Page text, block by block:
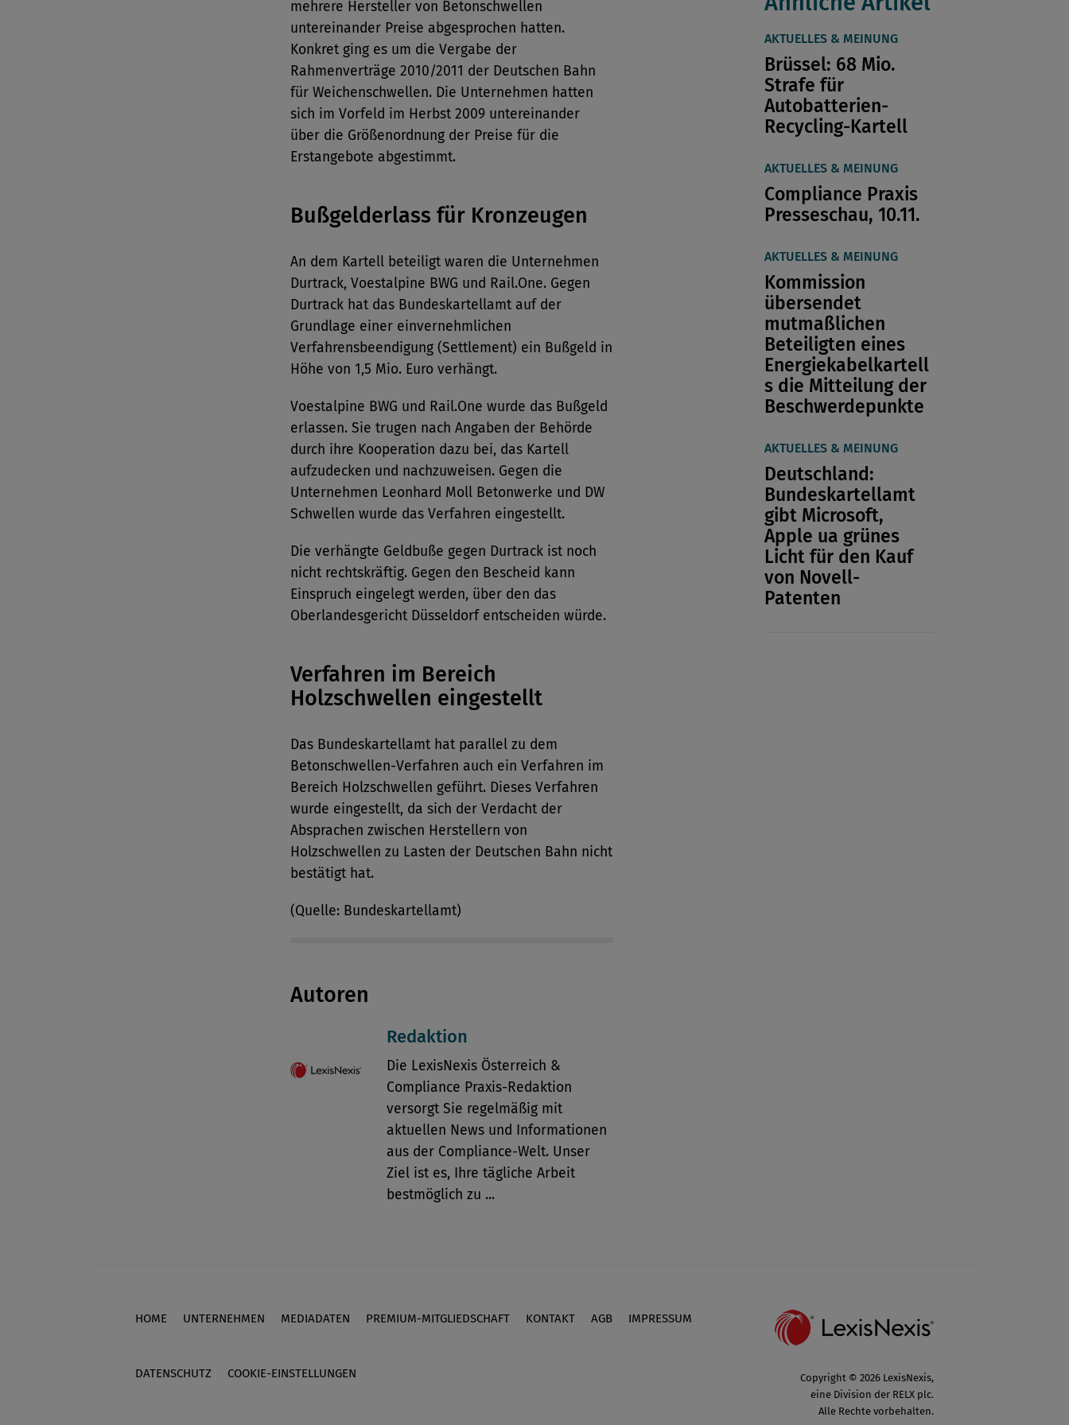
mehrere Hersteller von Betonschwellen
untereinander Preise abgesprochen hatten.
Konkret ging es um die Vergabe der
Rahmenverträge 2010/2011 der Deutschen Bahn
für Weichenschwellen. Die Unternehmen hatten
sich im Vorfeld im Herbst 2009 untereinander
über die Größenordnung der Preise für die
Erstangebote abgestimmt.
Bußgelderlass für Kronzeugen
An dem Kartell beteiligt waren die Unternehmen
Durtrack, Voestalpine BWG und Rail.One. Gegen
Durtrack hat das Bundeskartellamt auf der
Grundlage einer einvernehmlichen
Verfahrensbeendigung (Settlement) ein Bußgeld in
Höhe von 1,5 Mio. Euro verhängt.
Voestalpine BWG und Rail.One wurde das Bußgeld
erlassen. Sie trugen nach Angaben der Behörde
durch ihre Kooperation dazu bei, das Kartell
aufzudecken und nachzuweisen. Gegen die
Unternehmen Leonhard Moll Betonwerke und DW
Schwellen wurde das Verfahren eingestellt.
Die verhängte Geldbuße gegen Durtrack ist noch
nicht rechtskräftig. Gegen den Bescheid kann
Einspruch eingelegt werden, über den das
Oberlandesgericht Düsseldorf entscheiden würde.
Verfahren im Bereich
Holzschwellen eingestellt
Das Bundeskartellamt hat parallel zu dem
Betonschwellen-Verfahren auch ein Verfahren im
Bereich Holzschwellen geführt. Dieses Verfahren
wurde eingestellt, da sich der Verdacht der
Absprachen zwischen Herstellern von
Holzschwellen zu Lasten der Deutschen Bahn nicht
bestätigt hat.
(Quelle: Bundeskartellamt)
Autoren
Redaktion
Die LexisNexis Österreich &
Compliance Praxis-Redaktion
versorgt Sie regelmäßig mit
aktuellen News und Informationen
aus der Compliance-Welt. Unser
Ziel ist es, Ihre tägliche Arbeit
bestmöglich zu ...
AKTUELLES & MEINUNG
Brüssel: 68 Mio.
Strafe für
Autobatterien-
Recycling-Kartell
AKTUELLES & MEINUNG
Compliance Praxis
Presseschau, 10.11.
AKTUELLES & MEINUNG
Kommission
übersendet
mutmaßlichen
Beteiligten eines
Energiekabelkartell
s die Mitteilung der
Beschwerdepunkte
AKTUELLES & MEINUNG
Deutschland:
Bundeskartellamt
gibt Microsoft,
Apple ua grünes
Licht für den Kauf
von Novell-
Patenten
Footer
HOME UNTERNEHMEN MEDIADATEN PREMIUM-MITGLIEDSCHAFT KONTAKT AGB IMPRESSUM
DATENSCHUTZ COOKIE-EINSTELLUNGEN
Copyright © 2026 LexisNexis,
eine Division der RELX plc.
Alle Rechte vorbehalten.